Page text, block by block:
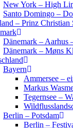
New York – High
Santo Domingo –
– Prinz Christian
Dänemark – Aarhus
Dänemark – Møns
Bayern
Ammersee –
Markus
Tegernsee –
Berlin – Potsdam
Berlin –